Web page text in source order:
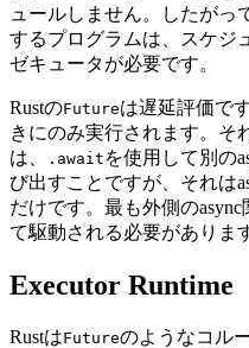
ュールしません。したがっ
するプログラムは、スケジ
ゼキュータが必要です。
RustのFutureは遅延評価で
きにのみ実行されます。そ
は、
.await を使用して別の
び出すことですが、それは
だけです。最も外側の
て駆動される必要がありま
Executor Runtime
RustはFutureのようなコル